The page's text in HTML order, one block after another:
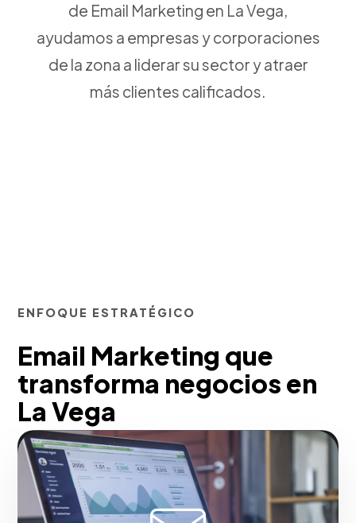
de Email Marketing en La Vega,
ayudamos a empresas y corporaciones
de la zona a liderar su sector y atraer
más clientes calificados.
ENFOQUE ESTRATÉGICO
Email Marketing que
transforma negocios en
La Vega
Desarrollamos flujos de automatización
de correos electrónicos con higiene
avanzada de bases de datos para